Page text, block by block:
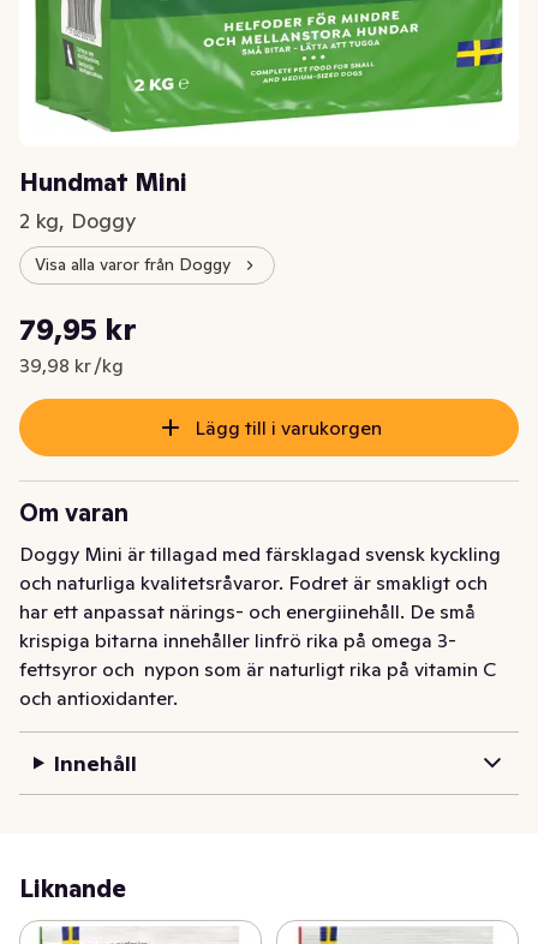
Hundmat Mini
2 kg, Doggy
Visa alla varor från Doggy
Nuvarande pris är: 79,95 kr
79,95 kr
39,98 kr /kg
Styckpris: 39,98 kr /kg
Lägg till i varukorgen
Om varan
Doggy Mini är tillagad med färsklagad svensk kyckling
och naturliga kvalitetsråvaror. Fodret är smakligt och
har ett anpassat närings- och energiinehåll. De små
krispiga bitarna innehåller linfrö rika på omega 3-
fettsyror och  nypon som är naturligt rika på vitamin C
och antioxidanter.
Innehåll
Liknande